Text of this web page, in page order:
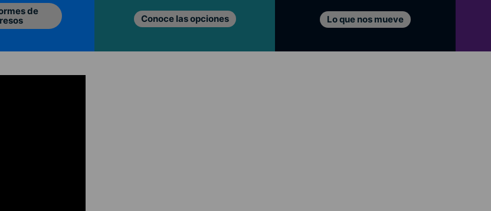
de
Conoce las opciones Lo que nos mueve